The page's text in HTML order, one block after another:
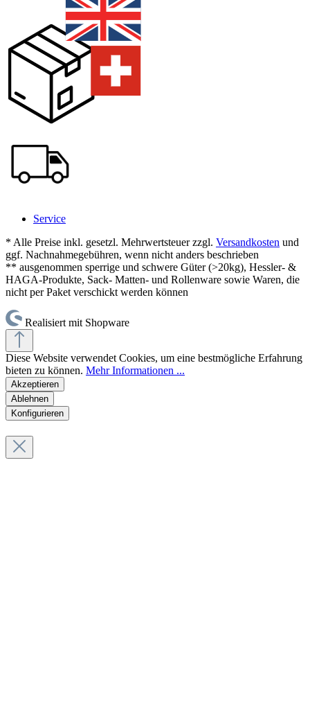
Service
* Alle Preise inkl. gesetzl. Mehrwertsteuer zzgl. Versandkosten und
ggf. Nachnahmegebühren, wenn nicht anders beschrieben
** ausgenommen sperrige und schwere Güter (>20kg), Hessler- &
HAGA-Produkte, Sack- Matten- und Rollenware sowie Waren, die
nicht per Paket verschickt werden können
Realisiert mit Shopware
Diese Website verwendet Cookies, um eine bestmögliche Erfahrung
bieten zu können. Mehr Informationen ...
Akzeptieren
Ablehnen
Konfigurieren